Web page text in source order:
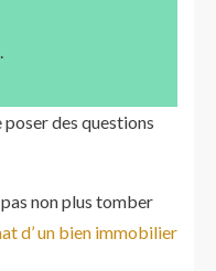
poser des questions
pas non plus tomber
d’ un bien immobilier